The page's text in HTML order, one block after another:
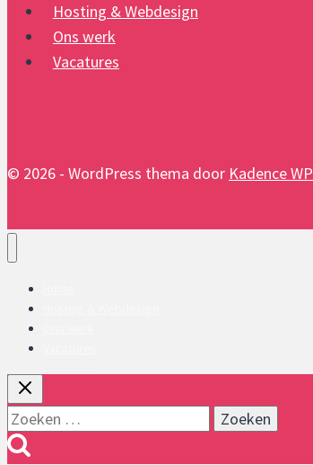
Hosting & Webdesign
Ons werk
Vacatures
© 2026 - WordPress thema door Kadence WP
Zoeken
naar: